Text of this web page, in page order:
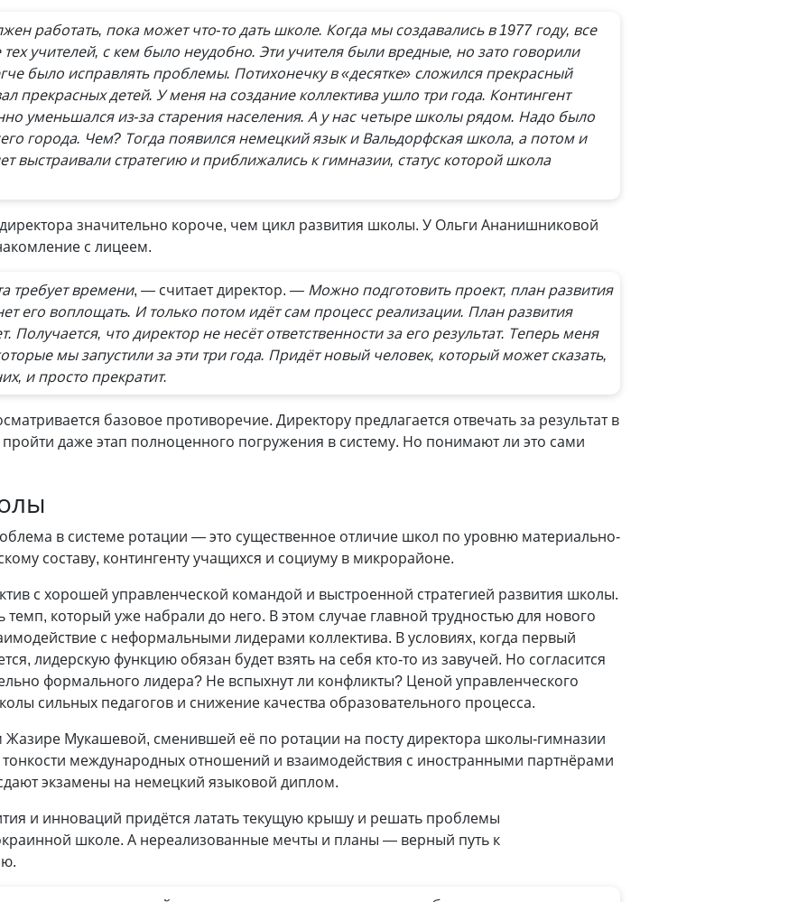
работать, пока может что-то дать школе. Когда мы создавались в 1977 году, все
учителей, с кем было неудобно. Эти учителя были вредные, но зато говорили
было исправлять проблемы. Потихонечку в «десятке» сложился прекрасный
прекрасных детей. У меня на создание коллектива ушло три года. Контингент
уменьшался из-за старения населения. А у нас четыре школы рядом. Надо было
города. Чем? Тогда появился немецкий язык и Вальдорфская школа, а потом и
выстраивали стратегию и приближались к гимназии, статус которой школа
значительно короче, чем цикл развития школы. У Ольги Ананишниковой
с лицеем.
требует времени, — считает директор. — Можно подготовить проект, план развития
его воплощать. И только потом идёт сам процесс реализации. План развития
Получается, что директор не несёт ответственности за его результат. Теперь меня
мы запустили за эти три года. Придёт новый человек, который может сказать,
и просто прекратит.
базовое противоречие. Директору предлагается отвечать за результат в
пройти даже этап полноценного погружения в систему. Но понимают ли это сами
в системе ротации — это существенное отличие школ по уровню материально-
составу, контингенту учащихся и социуму в микрорайоне.
с хорошей управленческой командой и выстроенной стратегией развития школы.
темп, который уже набрали до него. В этом случае главной трудностью для нового
с неформальными лидерами коллектива. В условиях, когда первый
лидерскую функцию обязан будет взять на себя кто-то из завучей. Но согласится
формального лидера? Не вспыхнут ли конфликты? Ценой управленческого
сильных педагогов и снижение качества образовательного процесса.
Мукашевой, сменившей её по ротации на посту директора школы-гимназии
международных отношений и взаимодействия с иностранными партнёрами
экзамены на немецкий языковой диплом.
и инноваций придётся латать текущую крышу и решать проблемы
школе. А нереализованные мечты и планы — верный путь к